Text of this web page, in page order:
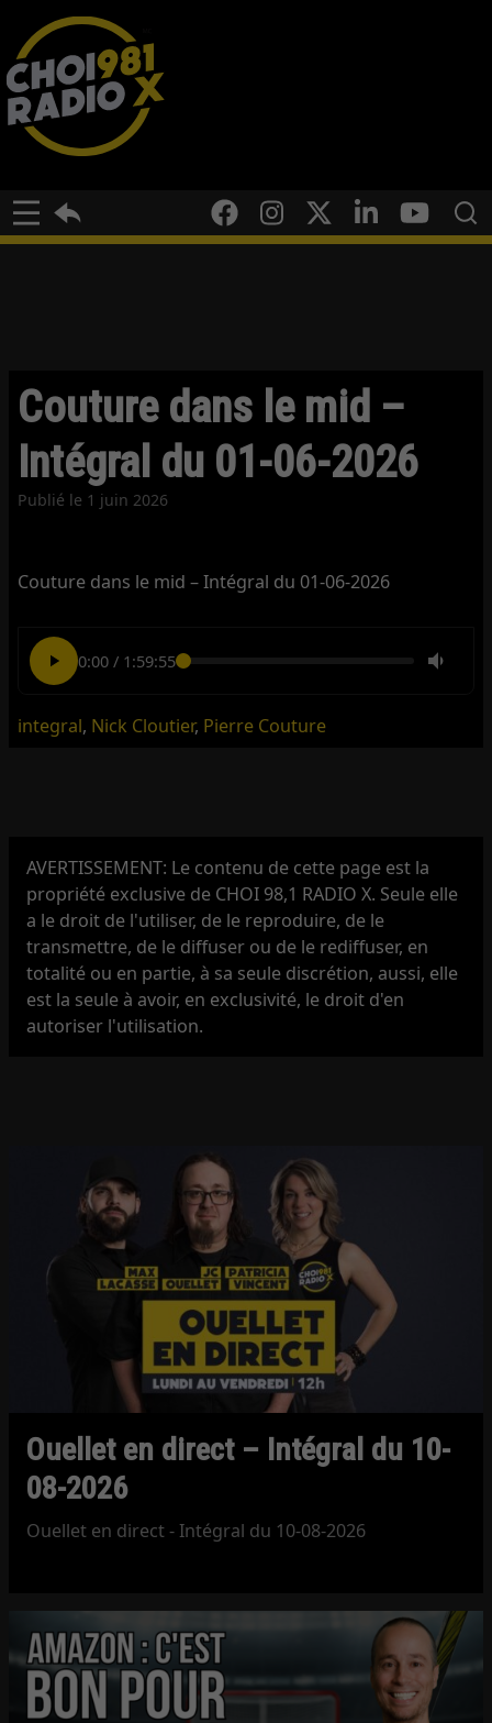
Couture dans le mid –
Intégral du 01-06-2026
Publié le 1 juin 2026
Couture dans le mid – Intégral du 01-06-2026
0:00/ 1:59:55
integral, Nick Cloutier, Pierre Couture
AVERTISSEMENT: Le contenu de cette page est la
propriété exclusive de CHOI 98,1 RADIO X. Seule elle
a le droit de l'utiliser, de le reproduire, de le
transmettre, de le diffuser ou de le rediffuser, en
totalité ou en partie, à sa seule discrétion, aussi, elle
est la seule à avoir, en exclusivité, le droit d'en
autoriser l'utilisation.
Ouellet en direct – Intégral du 10-
08-2026
Ouellet en direct - Intégral du 10-08-2026